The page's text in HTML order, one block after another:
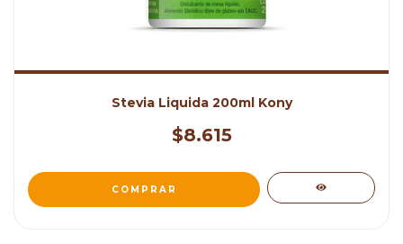
Stevia Liquida 200ml Kony
$8.615